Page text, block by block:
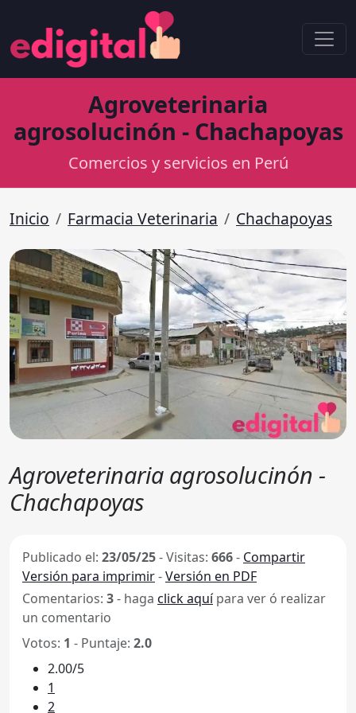
Agroveterinaria
agrosolucinón - Chachapoyas
Comercios y servicios en Perú
Inicio Farmacia Veterinaria Chachapoyas
Agroveterinaria agrosolucinón -
Chachapoyas
Publicado el: 23/05/25-Visitas: 666- Compartir
Versión para imprimir-Versión en PDF
Comentarios: 3- haga click aquípara ver ó realizar
un comentario
Votos: 1 - Puntaje: 2.0
2.00/5
1
2